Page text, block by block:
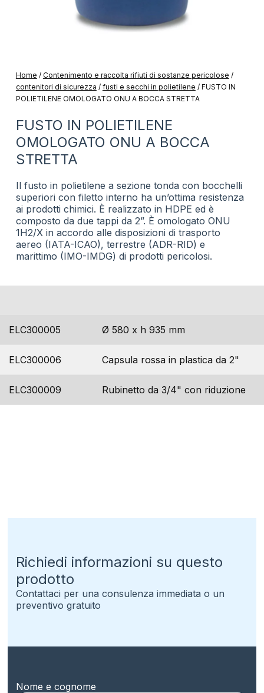
Home / Contenimento e raccolta rifiuti di sostanze pericolose /
contenitori di sicurezza / fusti e secchi in polietilene / FUSTO IN
POLIETILENE OMOLOGATO ONU A BOCCA STRETTA
FUSTO IN POLIETILENE
OMOLOGATO ONU A BOCCA
STRETTA
Il fusto in polietilene a sezione tonda con bocchelli
superiori con filetto interno ha un’ottima resistenza
ai prodotti chimici. È realizzato in HDPE ed è
composto da due tappi da 2”. È omologato ONU
1H2/X in accordo alle disposizioni di trasporto
aereo (IATA-ICAO), terrestre (ADR-RID) e
marittimo (IMO-IMDG) di prodotti pericolosi.
ELC300005 Ø 580 x h 935 mm
ELC300006 Capsula rossa in plastica da 2"
ELC300009 Rubinetto da 3/4" con riduzione
Richiedi informazioni su questo
prodotto
Contattaci per una consulenza immediata o un
preventivo gratuito
Nome e cognome